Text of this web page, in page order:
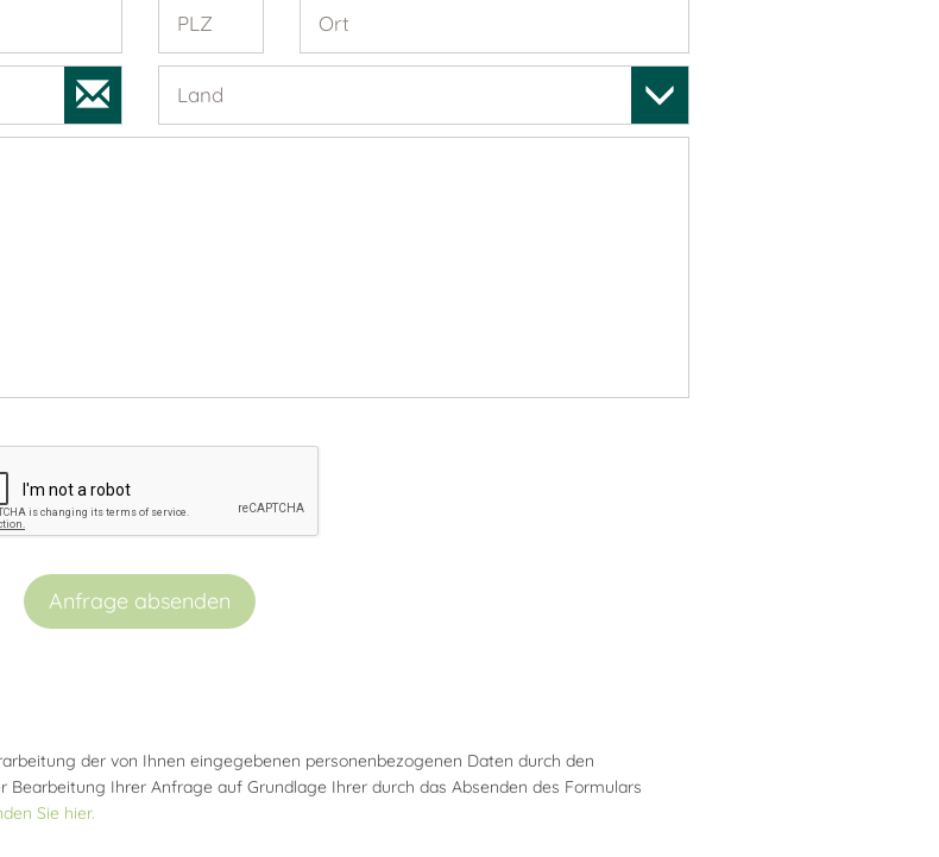
PLZ Ort
Land
Anfrage absenden
der von Ihnen eingegebenen personenbezogenen Daten durch den
Ihrer Anfrage auf Grundlage Ihrer durch das Absenden des Formulars
Sie hier.